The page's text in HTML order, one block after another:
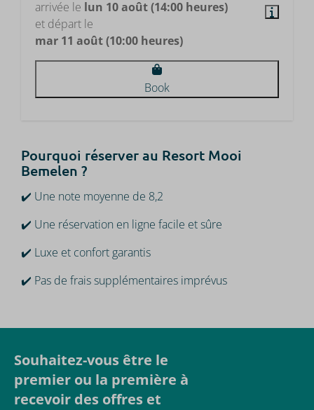
arrivée le lun 10 août (14:00 heures)
et départ le
mar 11 août (10:00 heures)
Book
Pourquoi réserver au Resort Mooi
Bemelen ?
✔️ Une note moyenne de 8,2
✔️ Une réservation en ligne facile et sûre
✔️ Luxe et confort garantis
✔️ Pas de frais supplémentaires imprévus
Souhaitez-vous être le
premier ou la première à
recevoir des offres et